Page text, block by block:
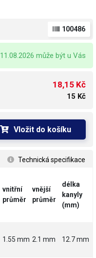
100486
11.08.2026 může být u Vás
18,15 Kč
15 Kč
Vložit do košíku
Technická specifikace
vnitřní
průměr
vnější
průměr
délka
kanyly
(mm)
1.55 mm 2.1 mm 12.7 mm